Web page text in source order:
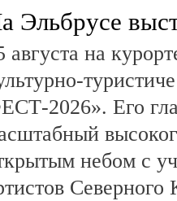
Эльбрусе
августа на
2026». Его
небом с
Северного